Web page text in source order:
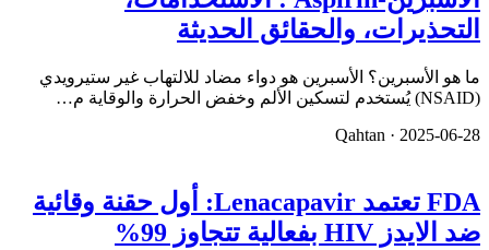
التحذيرات، والحقائق الحديثة
ما هو الأسبرين؟ الأسبرين هو دواء مضاد للالتهاب غير ستيرويدي
(NSAID) يُستخدم لتسكين الألم وخفض الحرارة والوقاية م…
Qahtan · 2025-06-28
FDA تعتمد Lenacapavir: أول حقنة وقائية
ضد الايدز HIV بفعالية تتجاوز 99%